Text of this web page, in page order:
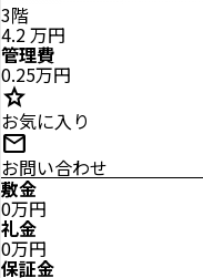
3階
4.2万円
管理費
0.25万円
star
お気に入り
mail
お問い合わせ
敷金
0万円
礼金
0万円
保証金